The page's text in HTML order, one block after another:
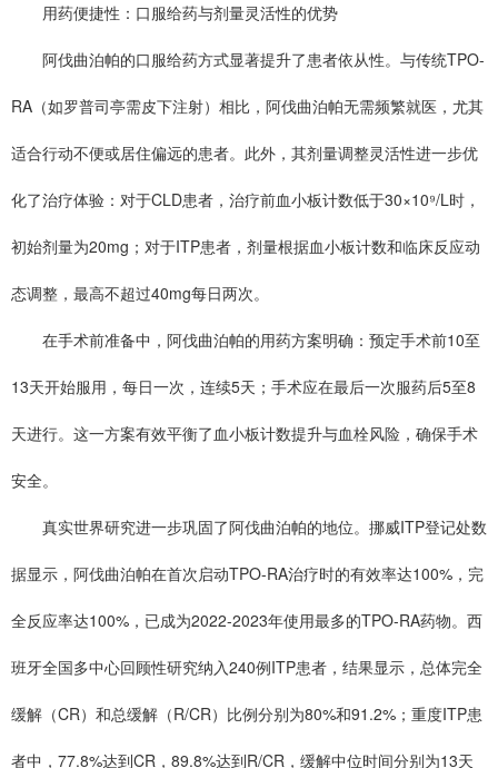
用药便捷性：口服给药与剂量灵活性的优势
阿伐曲泊帕的口服给药方式显著提升了患者依从性。与传统TPO-
RA（如罗普司亭需皮下注射）相比，阿伐曲泊帕无需频繁就医，尤其
适合行动不便或居住偏远的患者。此外，其剂量调整灵活性进一步优
化了治疗体验：对于CLD患者，治疗前血小板计数低于30×10⁹/L时，
初始剂量为20mg；对于ITP患者，剂量根据血小板计数和临床反应动
态调整，最高不超过40mg每日两次。
在手术前准备中，阿伐曲泊帕的用药方案明确：预定手术前10至
13天开始服用，每日一次，连续5天；手术应在最后一次服药后5至8
天进行。这一方案有效平衡了血小板计数提升与血栓风险，确保手术
安全。
真实世界研究进一步巩固了阿伐曲泊帕的地位。挪威ITP登记处数
据显示，阿伐曲泊帕在首次启动TPO-RA治疗时的有效率达100%，完
全反应率达100%，已成为2022-2023年使用最多的TPO-RA药物。西
班牙全国多中心回顾性研究纳入240例ITP患者，结果显示，总体完全
缓解（CR）和总缓解（R/CR）比例分别为80%和91.2%；重度ITP患
者中，77.8%达到CR，89.8%达到R/CR，缓解中位时间分别为13天